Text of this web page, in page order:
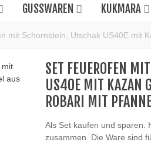
GUSSWAREN KUKMARA
mit Schornstein, Utschak US40E mit
SET FEUEROFEN
US40E MIT KAZAN
ROBARI MIT
Als Set kaufen und sparen.
zusammen. Die Ware sind